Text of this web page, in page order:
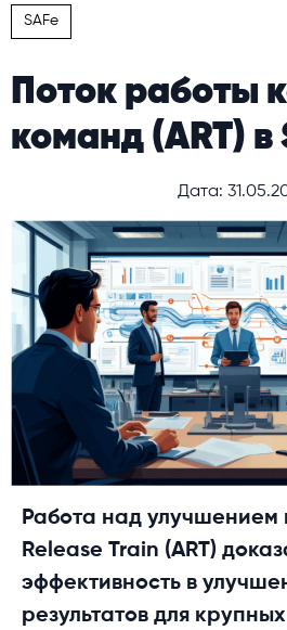
SAFe
Поток работы
команд (ART) в
Дата:
Работа над улучшением
Release Train (ART)
эффективность в
результатов для